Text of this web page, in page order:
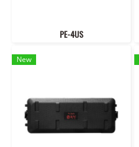
PE-4US
New